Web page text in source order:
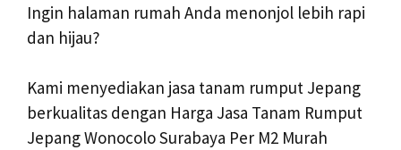
Ingin halaman rumah Anda menonjol lebih rapi
dan hijau?
Kami menyediakan jasa tanam rumput Jepang
berkualitas dengan Harga Jasa Tanam Rumput
Jepang Wonocolo Surabaya Per M2 Murah